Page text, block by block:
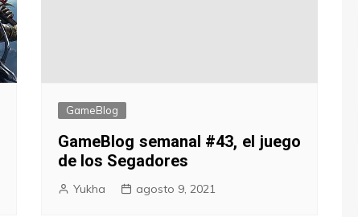
GameBlog
GameBlog semanal #43, el juego
de los Segadores
Yukha agosto 9, 2021